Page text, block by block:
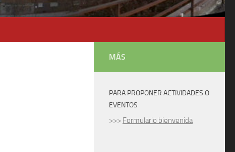
MÁS
PARA PROPONER ACTIVIDADES O
EVENTOS
>>> Formulario bienvenida